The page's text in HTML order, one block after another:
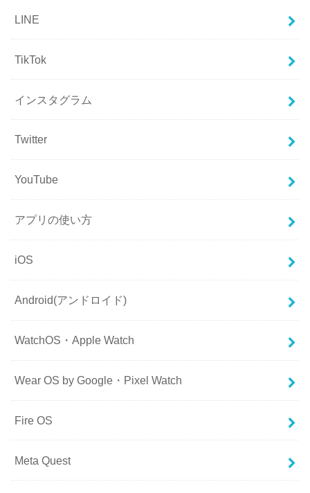
LINE
TikTok
インスタグラム
Twitter
YouTube
アプリの使い方
iOS
Android(アンドロイド)
WatchOS・Apple Watch
Wear OS by Google・Pixel Watch
Fire OS
Meta Quest